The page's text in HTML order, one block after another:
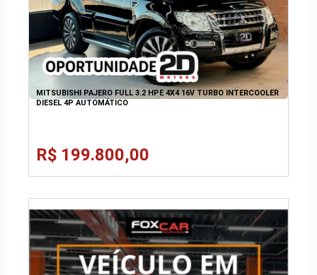
MITSUBISHI PAJERO FULL 3.2 HPE 4X4 16V TURBO INTERCOOLER
DIESEL 4P AUTOMÁTICO
R$ 199.800,00